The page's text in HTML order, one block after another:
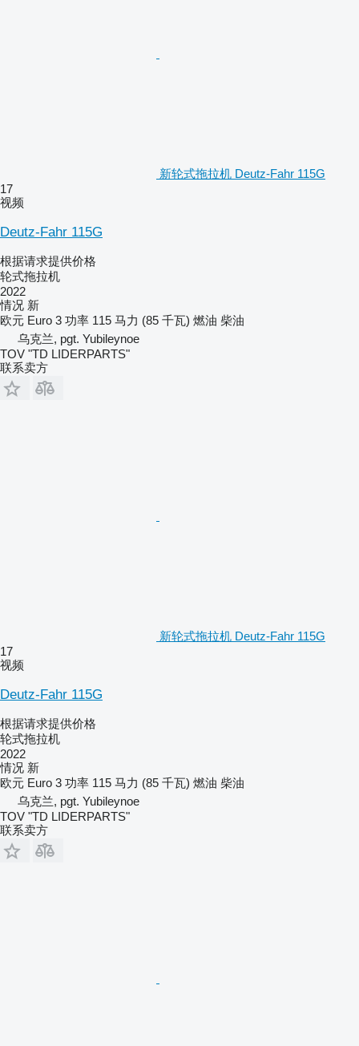
新轮式拖拉机 Deutz-Fahr 115G
17
视频
Deutz-Fahr 115G
根据请求提供价格
轮式拖拉机
2022
情况 新
欧元 Euro 3 功率 115 马力 (85 千瓦) 燃油 柴油
乌克兰, pgt. Yubileynoe
TOV "TD LIDERPARTS"
联系卖方
新轮式拖拉机 Deutz-Fahr 115G
17
视频
Deutz-Fahr 115G
根据请求提供价格
轮式拖拉机
2022
情况 新
欧元 Euro 3 功率 115 马力 (85 千瓦) 燃油 柴油
乌克兰, pgt. Yubileynoe
TOV "TD LIDERPARTS"
联系卖方